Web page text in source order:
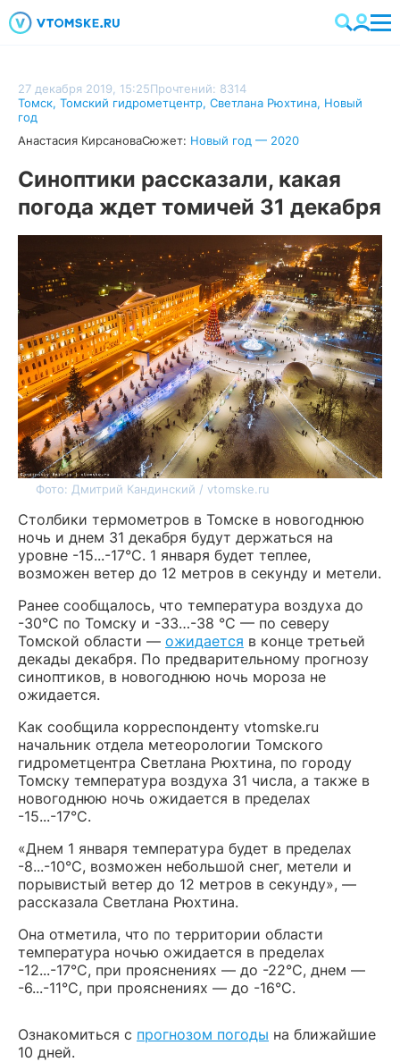
27 декабря 2019, 15:25Прочтений: 8314
Томск, Томский гидрометцентр, Светлана Рюхтина, Новый
год
Анастасия КирсановаСюжет: Новый год — 2020
Синоптики рассказали, какая
погода ждет томичей 31 декабря
Фото: Дмитрий Кандинский / vtomske.ru
Столбики термометров в Томске в новогоднюю
ночь и днем 31 декабря будут держаться на
уровне -15...-17°С. 1 января будет теплее,
возможен ветер до 12 метров в секунду и метели.
Ранее сообщалось, что температура воздуха до
-30°С по Томску и -33…-38 °С — по северу
Томской области — ожидается в конце третьей
декады декабря. По предварительному прогнозу
синоптиков, в новогоднюю ночь мороза не
ожидается.
Как сообщила корреспонденту vtomske.ru
начальник отдела метеорологии Томского
гидрометцентра Светлана Рюхтина, по городу
Томску температура воздуха 31 числа, а также в
новогоднюю ночь ожидается в пределах
-15...-17°С.
«Днем 1 января температура будет в пределах
-8...-10°С, возможен небольшой снег, метели и
порывистый ветер до 12 метров в секунду», —
рассказала Светлана Рюхтина.
Она отметила, что по территории области
температура ночью ожидается в пределах
-12...-17°С, при прояснениях — до -22°С, днем —
-6...-11°С, при прояснениях — до -16°С.
Ознакомиться с прогнозом погоды на ближайшие
10 дней.